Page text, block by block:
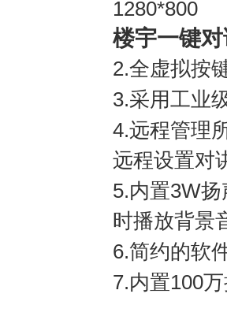
1280*800
楼宇一键
2.全虚拟按
3.采用工业
4.远程管理
远程设置对
5.内置3W扬
时播放背景
6.简约的软
7.内置100